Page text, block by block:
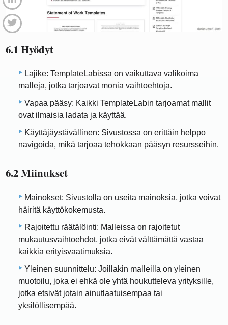
6.1 Hyödyt
Lajike: TemplateLabissa on vaikuttava valikoima
malleja, jotka tarjoavat monia vaihtoehtoja.
Vapaa pääsy: Kaikki TemplateLabin tarjoamat mallit
ovat ilmaisia ​​ladata ja käyttää.
Käyttäjäystävällinen: Sivustossa on erittäin helppo
navigoida, mikä tarjoaa tehokkaan pääsyn resursseihin.
6.2 Miinukset
Mainokset: Sivustolla on useita mainoksia, jotka voivat
häiritä käyttökokemusta.
Rajoitettu räätälöinti: Malleissa on rajoitetut
mukautusvaihtoehdot, jotka eivät välttämättä vastaa
kaikkia erityisvaatimuksia.
Yleinen suunnittelu: Joillakin malleilla on yleinen
muotoilu, joka ei ehkä ole yhtä houkutteleva yrityksille,
jotka etsivät jotain ainutlaatuisempaa tai
yksilöllisempää.